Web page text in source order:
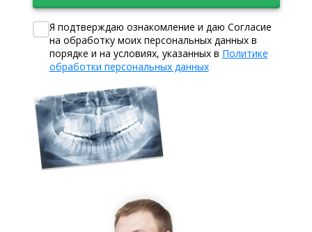
Я подтверждаю ознакомление и даю Согласие
на обработку моих персональных данных в
порядке и на условиях, указанных в Политике
обработки персональных данных